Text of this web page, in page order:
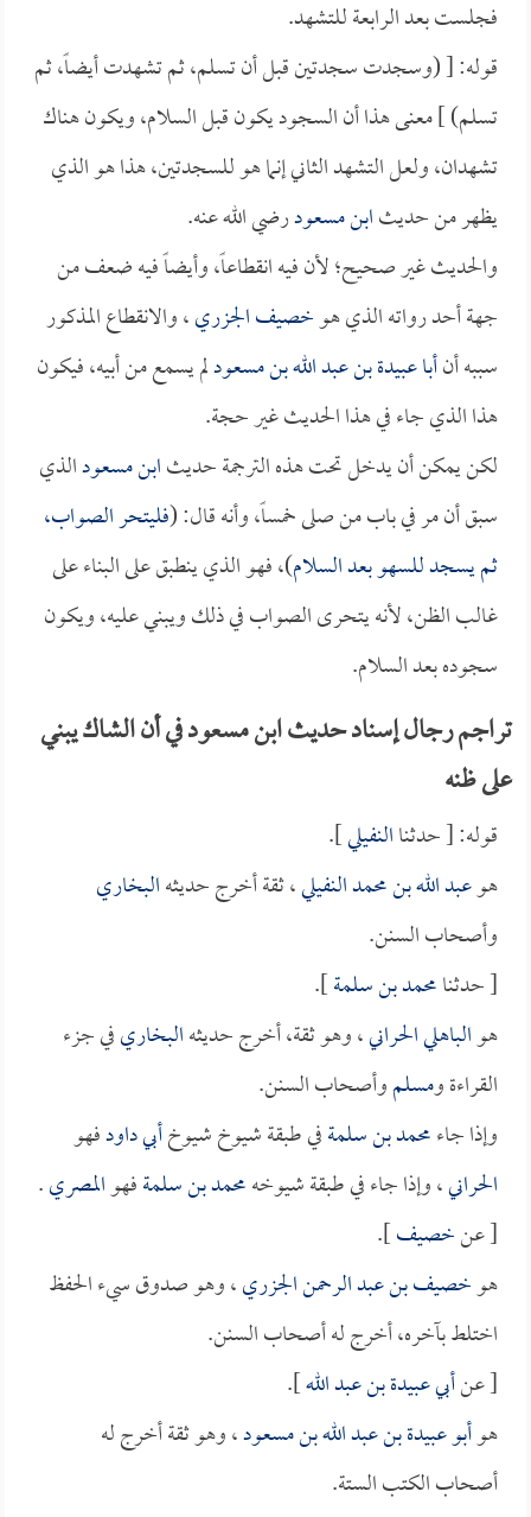
فجلست بعد الرابعة للتشهد.
قوله: [ (وسجدت سجدتين قبل أن تسلم، ثم تشهدت أيضاً، ثم
تسلم) ] معنى هذا أن السجود يكون قبل السلام، ويكون هناك
تشهدان، ولعل التشهد الثاني إنما هو للسجدتين، هذا هو الذي
يظهر من حديثابن مسعودرضي الله عنه.
والحديث غير صحيح؛ لأن فيه انقطاعاً، وأيضاً فيه ضعف من
جهة أحد رواته الذي هوخصيف الجزري، والانقطاع المذكور
سببه أنأبا عبيدة بن عبد الله بن مسعودلم يسمع من أبيه، فيكون
هذا الذي جاء في هذا الحديث غير حجة.
لكن يمكن أن يدخل تحت هذه الترجمة حديثابن مسعودالذي
سبق أن مر في باب من صلى خمساً، وأنه قال: (فليتحر الصواب،
ثم يسجد للسهو بعد السلام)، فهو الذي ينطبق على البناء على
غالب الظن، لأنه يتحرى الصواب في ذلك ويبني عليه، ويكون
سجوده بعد السلام.
تراجم رجال إسناد حديث ابن مسعود في أن الشاك يبني
على ظنه
قوله: [ حدثناالنفيلي].
هوعبد الله بن محمد النفيلي، ثقة أخرج حديثهالبخاري
وأصحاب السنن.
[ حدثنامحمد بن سلمة].
هوالباهلي الحراني، وهو ثقة، أخرج حديثهالبخاريفي جزء
القراءة ومسلموأصحاب السنن.
وإذا جاءمحمد بن سلمةفي طبقة شيوخ شيوخأبي داودفهو
الحراني، وإذا جاء في طبقة شيوخهمحمد بن سلمةفهوالمصري.
[ عنخصيف].
هوخصيف بن عبد الرحمن الجزري، وهو صدوق سيء الحفظ
اختلط بآخره، أخرج له أصحاب السنن.
[ عنأبي عبيدة بن عبد الله].
هوأبو عبيدة بن عبد الله بن مسعود، وهو ثقة أخرج له
أصحاب الكتب الستة.